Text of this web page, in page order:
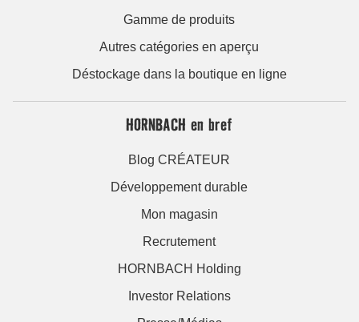
Gamme de produits
Autres catégories en aperçu
Déstockage dans la boutique en ligne
HORNBACH en bref
Blog CRÉATEUR
Développement durable
Mon magasin
Recrutement
HORNBACH Holding
Investor Relations